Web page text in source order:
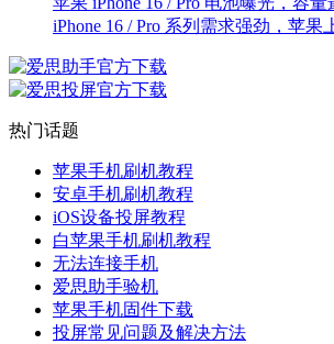
iPhone 16 / Pro 系列需求强劲，苹果
热门话题
苹果手机刷机教程
安卓手机刷机教程
iOS设备投屏教程
白苹果手机刷机教程
无法连接手机
爱思助手验机
苹果手机固件下载
投屏常见问题及解决方法